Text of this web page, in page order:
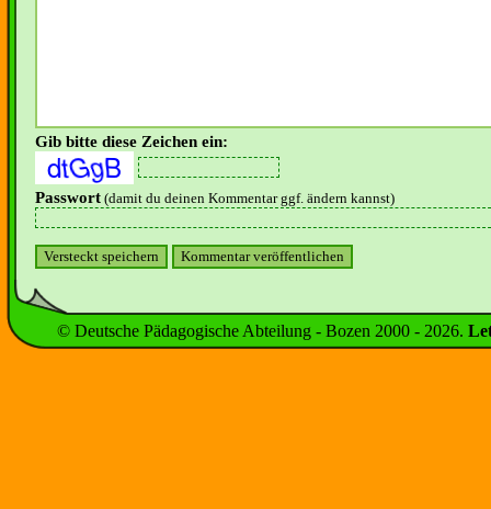
Gib bitte diese Zeichen ein:
Passwort (damit du deinen Kommentar ggf. ändern kannst)
© Deutsche Pädagogische Abteilung - Bozen 2000 - 2026.